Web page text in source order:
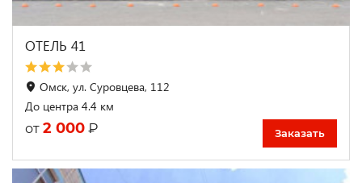
ОТЕЛЬ 41
Омск, ул. Суровцева, 112
До центра 4.4 км
от 2 000 ₽ Заказать